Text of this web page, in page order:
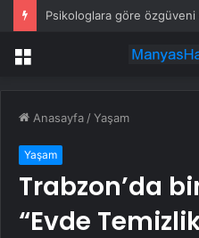
Menü
Anasayfa /Yaşam
Yaşam
Trabzon’da
“Evde